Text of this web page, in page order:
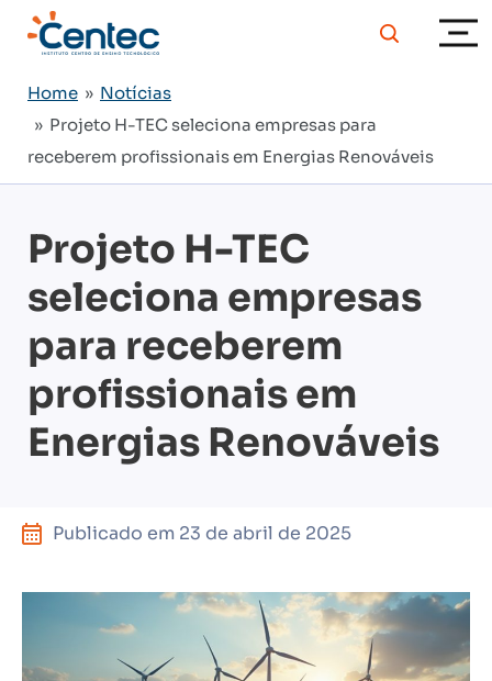
Home » Notícias
» Projeto H-TEC seleciona empresas para
receberem profissionais em Energias Renováveis
Projeto H-TEC
seleciona empresas
para receberem
profissionais em
Energias Renováveis
Publicado em 23 de abril de 2025